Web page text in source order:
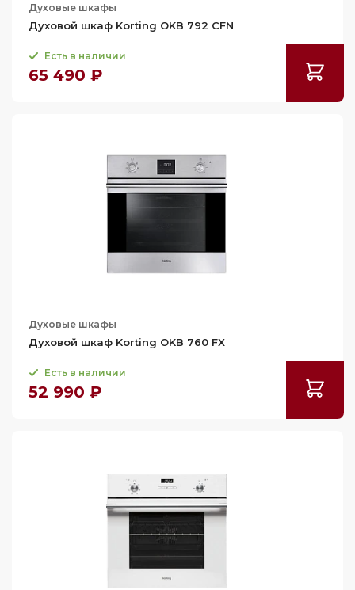
Духовые шкафы
Духовой шкаф Korting OKB 792 CFN
Есть в наличии
65 490 ₽
Духовые шкафы
Духовой шкаф Korting OKB 760 FX
Есть в наличии
52 990 ₽